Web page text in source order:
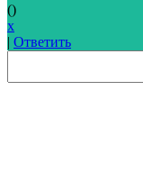
()
x
| Ответить